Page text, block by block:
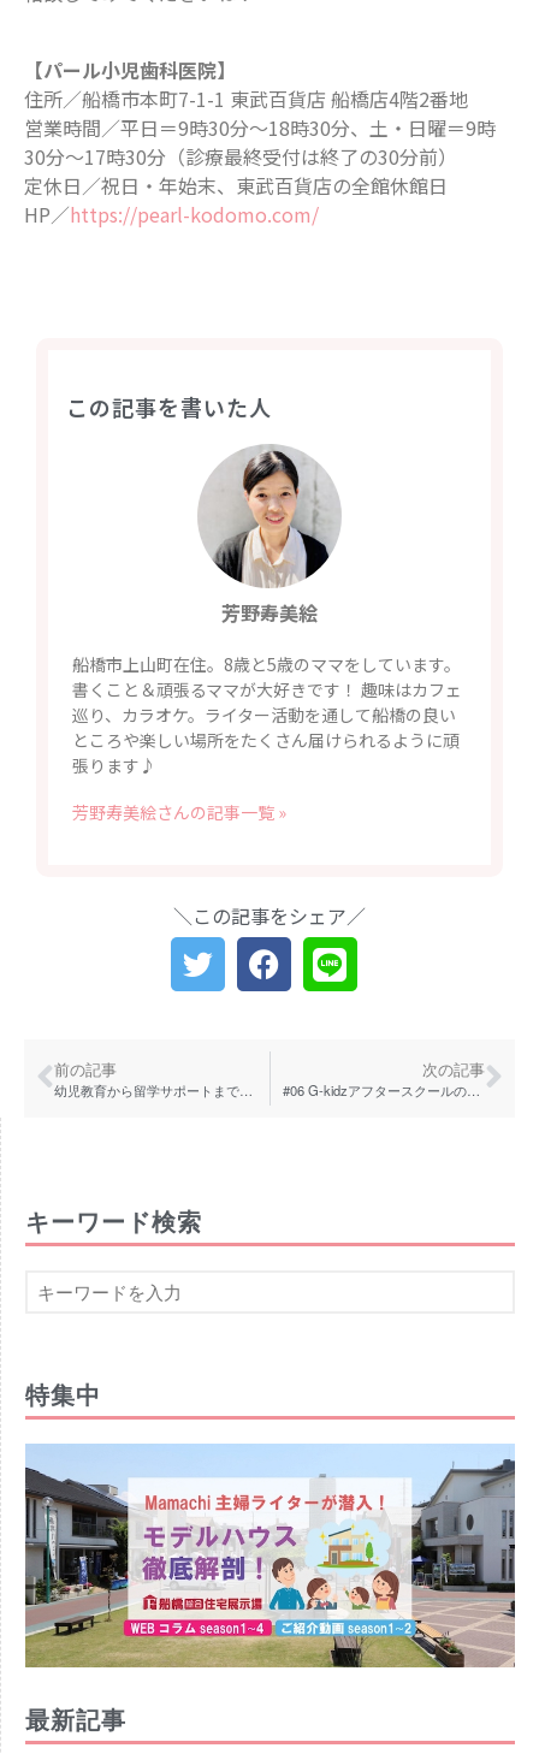
【パール小児歯科医院】
住所／船橋市本町7-1-1 東武百貨店 船橋店4階2番地
営業時間／平日＝9時30分～18時30分、土・日曜＝9時
30分〜17時30分（診療最終受付は終了の30分前）
定休日／祝日・年始末、東武百貨店の全館休館日
HP／https://pearl-kodomo.com/
この記事を書いた人
芳野寿美絵
船橋市上山町在住。8歳と5歳のママをしています。
書くこと＆頑張るママが大好きです！ 趣味はカフェ
巡り、カラオケ。ライター活動を通して船橋の良い
ところや楽しい場所をたくさん届けられるように頑
張ります♪
芳野寿美絵さんの記事一覧 »
＼この記事をシェア／
前の記事
幼児教育から留学サポートまでワンストップで行なう英語教育、南船橋のIBジャパン
次の記事
#06 G-kidzアフタースクールの先生たちにインタビュー
キーワード検索
特集中
最新記事